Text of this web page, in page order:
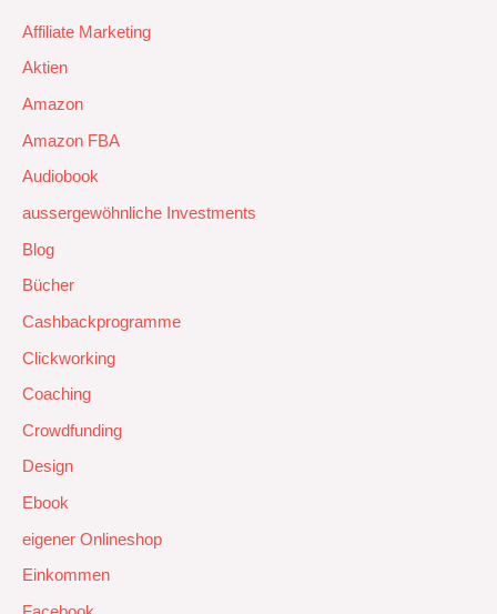
Affiliate Marketing
Aktien
Amazon
Amazon FBA
Audiobook
aussergewöhnliche Investments
Blog
Bücher
Cashbackprogramme
Clickworking
Coaching
Crowdfunding
Design
Ebook
eigener Onlineshop
Einkommen